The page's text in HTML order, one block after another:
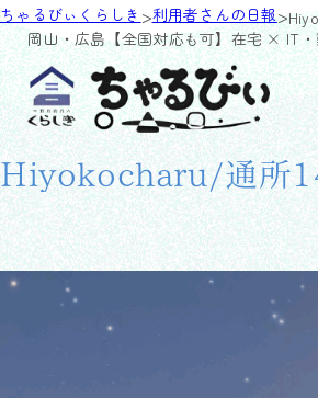
岡山・広島【全国対応も可】在宅 × IT
ちゃるびぃくらしき>利用者さんの日報>
Hiyokocharu/通所